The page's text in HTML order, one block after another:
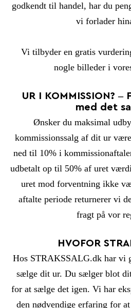
godkendt til handel, har du
vi forlader
Vi tilbyder en gratis
nogle billeder i
UR I KOMMISSION?
med det
Ønsker du maksimal
kommissionssalg af dit ur
ned til 10% i
udbetalt op til 50% af uret
uret mod forventning ikke
aftalte periode returnerer vi
fragt på vor
HVOFOR
Hos STRAKSSALG.dk har vi
sælge dit ur. Du sælger blot
for at sælge det igen. Vi har
den nødvendige erfaring for